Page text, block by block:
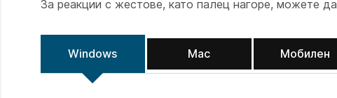
За реакции с жестове, като палец нагоре, можете да
Windows Mac Мобилен